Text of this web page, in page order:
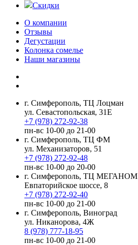
Скидки
О компании
Отзывы
Дегустации
Колонка сомелье
Наши магазины
г. Симферополь, ТЦ Лоцман
ул. Севастопольская, 31Е
+7 (978) 272-92-38
пн-вс 10-00 до 21-00
г. Симферополь, ТЦ ФМ
ул. Механизаторов, 51
+7 (978) 272-92-48
пн-вс 10-00 до 20-00
г. Симферополь, ТЦ МЕГАНОМ
Евпаторийское шоссе, 8
+7 (978) 272-92-40
пн-вс 10-00 до 21-00
г. Симферополь, Виноград
ул. Никанорова, 4Ж
8 (978) 777-18-95
пн-вс 10-00 до 21-00